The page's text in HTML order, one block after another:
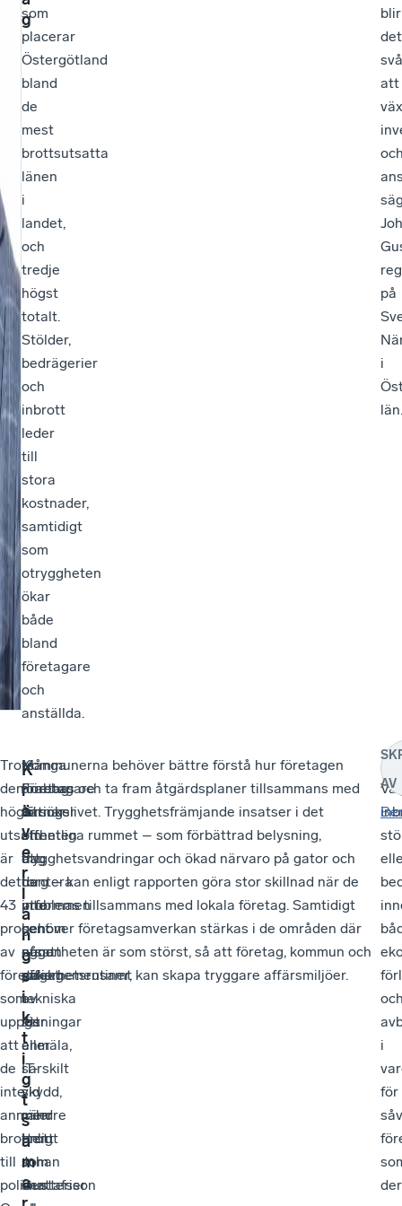
som
placerar
Östergötland
bland
de
mest
brottsutsatta
länen
i
landet,
och
tredje
högst
totalt.
Stölder,
bedrägerier
och
inbrott
leder
till
stora
kostnader,
samtidigt
som
otryggheten
ökar
både
bland
företagare
och
anställda.
g
blir
det
att
på
i
län.
Trots
den
höga
utsattheten
är
det
43
procent
av
företagen
som
uppger
att
de
inte
anmäler
brotten
till
polisen.
–
Företagare
vittnar
om
att
de
inte
ser
någon
effekt
av
att
anmäla,
särskilt
vid
mindre
brott
som
snatterier
K
r
ä
v
e
r
l
å
n
g
s
i
k
t
i
g
t
s
a
m
a
Många
företag
försöker
i
dag
hantera
problemen
genom
egna
säkerhetsrutiner,
tekniska
lösningar
eller
IT-
skydd,
men
enligt
Johan
Gustafsson
Kommunerna behöver bättre förstå hur företagen
drabbas och ta fram åtgärdsplaner tillsammans med
näringslivet. Trygghetsfrämjande insatser i det
offentliga rummet – som förbättrad belysning,
trygghetsvandringar och ökad närvaro på gator och
torg – kan enligt rapporten göra stor skillnad när de
utformas tillsammans med lokala företag. Samtidigt
behöver företagsamverkan stärkas i de områden där
utsattheten är som störst, så att företag, kommun och
polis gemensamt kan skapa tryggare affärsmiljöer.
–
i
för
AV